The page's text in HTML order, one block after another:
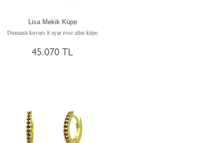
Lisa Mekik Küpe
Dumanlı kuvars 8 ayar rose altın küpe
45.070 TL